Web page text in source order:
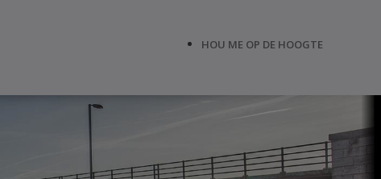
HOU ME OP DE HOOGTE